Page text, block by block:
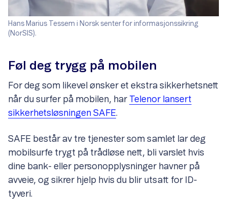
Hans Marius Tessem i Norsk senter for informasjonssikring
(NorSIS).
Føl deg trygg på mobilen
For deg som likevel ønsker et ekstra sikkerhetsnett
når du surfer på mobilen, har Telenor lansert
sikkerhetsløsningen SAFE.
SAFE består av tre tjenester som samlet lar deg
mobilsurfe trygt på trådløse nett, bli varslet hvis
dine bank- eller personopplysninger havner på
avveie, og sikrer hjelp hvis du blir utsatt for ID-
tyveri.